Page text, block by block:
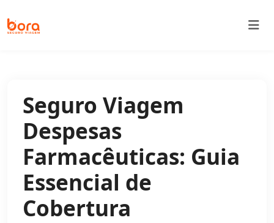
Bora Seguro Viagem
Seguro Viagem
Despesas
Farmacêuticas: Guia
Essencial de
Cobertura